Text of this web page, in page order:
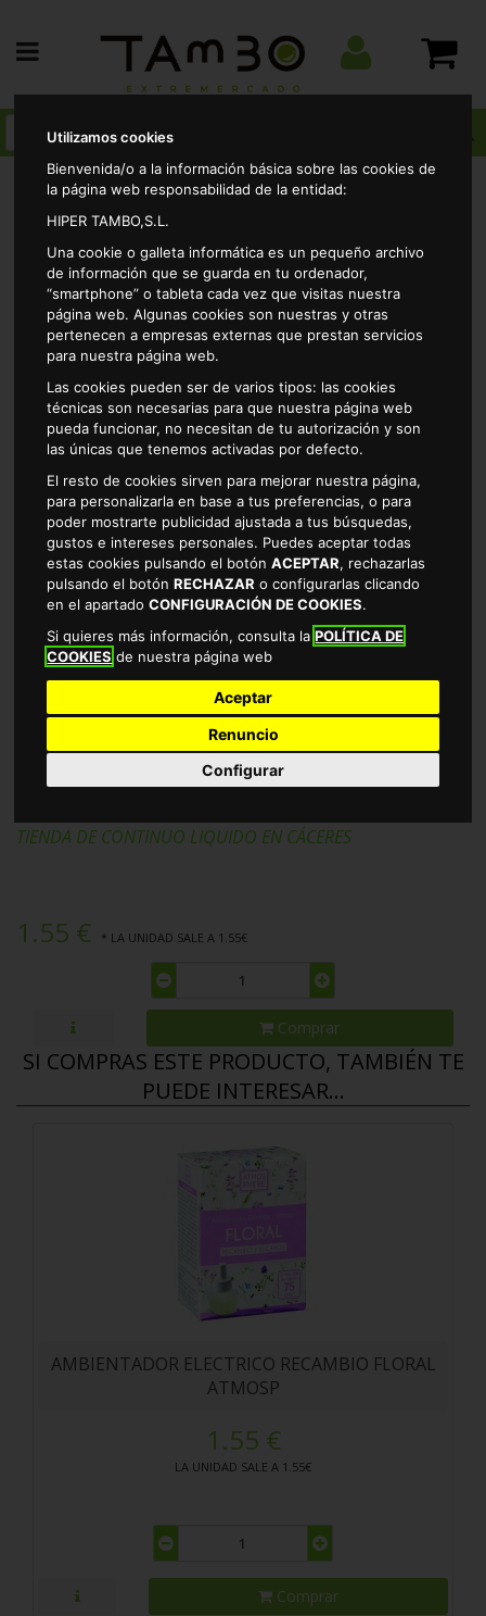
Utilizamos cookies
Bienvenida/o a la información básica sobre las cookies de
la página web responsabilidad de la entidad:
HIPER TAMBO,S.L.
Una cookie o galleta informática es un pequeño archivo
de información que se guarda en tu ordenador,
“smartphone” o tableta cada vez que visitas nuestra
página web. Algunas cookies son nuestras y otras
pertenecen a empresas externas que prestan servicios
para nuestra página web.
Las cookies pueden ser de varios tipos: las cookies
técnicas son necesarias para que nuestra página web
pueda funcionar, no necesitan de tu autorización y son
las únicas que tenemos activadas por defecto.
El resto de cookies sirven para mejorar nuestra página,
para personalizarla en base a tus preferencias, o para
poder mostrarte publicidad ajustada a tus búsquedas,
gustos e intereses personales. Puedes aceptar todas
estas cookies pulsando el botónACEPTAR, rechazarlas
pulsando el botónRECHAZAR o configurarlas clicando
en el apartadoCONFIGURACIÓN DE COOKIES.
Si quieres más información, consulta laPOLÍTICA DE
COOKIES de nuestra página web
Aceptar
Renuncio
Configurar
Drogueria
Ambientador electrico recambio jardin zen atmosp
AMBIENTADOR ELECTRICO
TIENDA DE CONTINUO LIQUIDO EN CÁCERES
1.55 € * LA UNIDAD SALE A 1.55€
Comprar
SI COMPRAS ESTE PRODUCTO, TAMBIÉN TE
PUEDE INTERESAR...
AMBIENTADOR ELECTRICO RECAMBIO FLORAL
ATMOSP
1.55 €
LA UNIDAD SALE A 1.55€
Comprar